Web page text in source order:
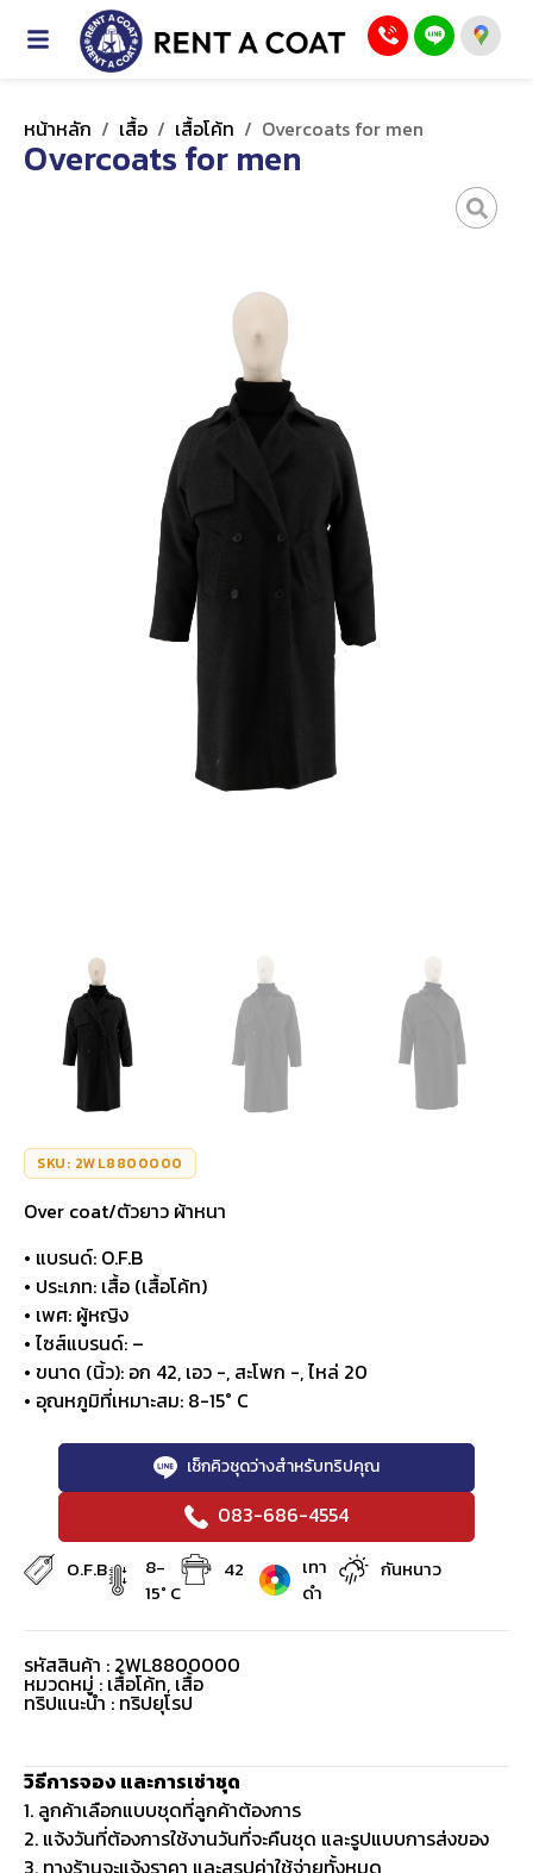
หน้าหลัก / เสื้อ / เสื้อโค้ท / Overcoats for men
Overcoats for men
SKU: 2WL8800000
Over coat/ตัวยาว ผ้าหนา
• แบรนด์: O.F.B
• ประเภท: เสื้อ (เสื้อโค้ท)
• เพศ: ผู้หญิง
• ไซส์แบรนด์: –
• ขนาด (นิ้ว): อก 42, เอว -, สะโพก -, ไหล่ 20
• อุณหภูมิที่เหมาะสม: 8-15° C
เช็กคิวชุดว่างสำหรับทริปคุณ
083-686-4554
O.F.B
8-
15° C
42
เทา
ดำ
กันหนาว
รหัสสินค้า : 2WL8800000
หมวดหมู่ : เสื้อโค้ท, เสื้อ
ทริปแนะนำ : ทริปยุโรป
วิธีการจอง และการเช่าชุด
1. ลูกค้าเลือกแบบชุดที่ลูกค้าต้องการ
2. แจ้งวันที่ต้องการใช้งานวันที่จะคืนชุด และรูปแบบการส่งของ
3. ทางร้านจะแจ้งราคา และสรุปค่าใช้จ่ายทั้งหมด